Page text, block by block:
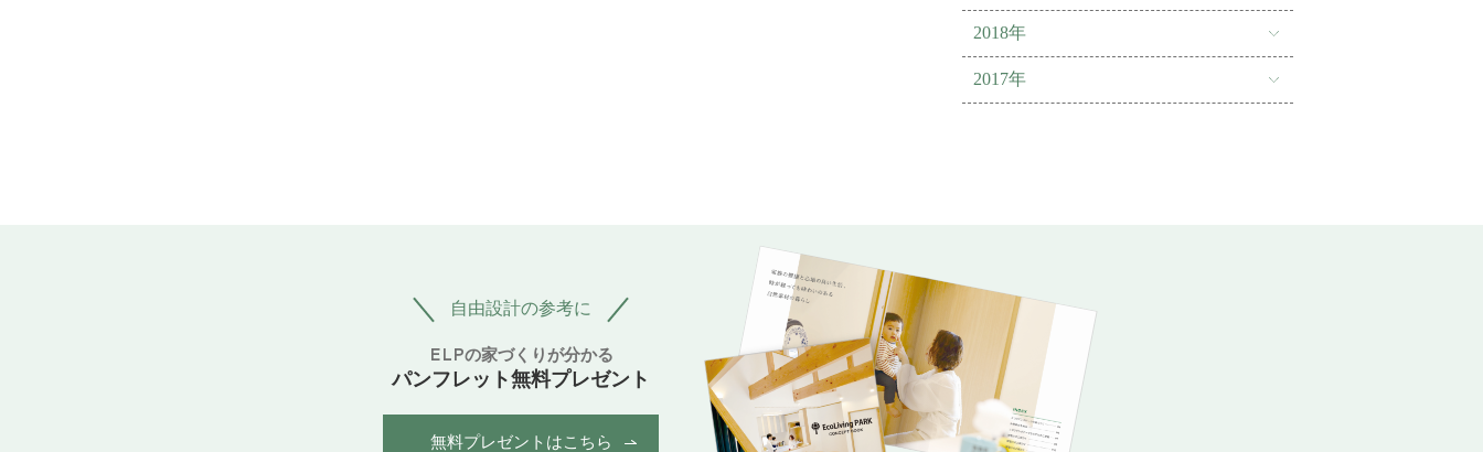
2018年
2017年
自由設計の参考に
ELPの家づくりが分かる
パンフレット無料プレゼント
無料プレゼントはこちら